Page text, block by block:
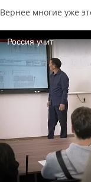
Вернее многие уже